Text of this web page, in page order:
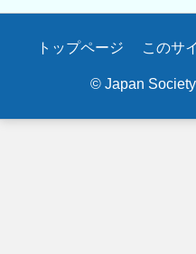
Secondary
トップページ このサ
© Japan